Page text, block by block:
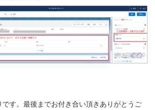
です。最後までお付き合い頂きありがとうご